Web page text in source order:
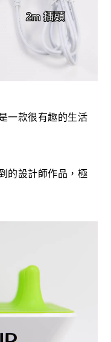
一款很有趣的生活
的設計師作品，極